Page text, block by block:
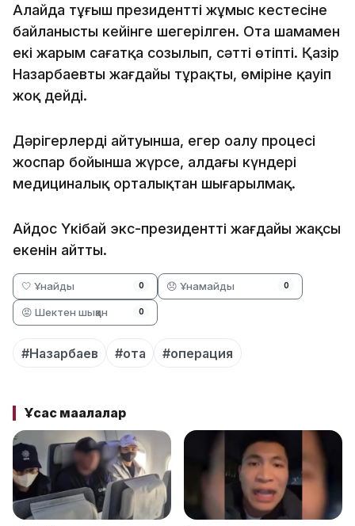
Алайда тұңғыш президенттің жұмыс кестесіне
байланысты кейінге шегерілген. Ота шамамен
екі жарым сағатқа созылып, сәтті өтіпті. Қазір
Назарбаевтың жағдайы тұрақты, өміріне қауіп
жоқ дейді.
Дәрігерлердің айтуынша, егер оңалу процесі
жоспар бойынша жүрсе, алдағы күндері
медициналық орталықтан шығарылмақ.
Айдос Үкібай экс-президенттің жағдайы жақсы
екенін айтты.
🤍 Ұнайды 0 😞 Ұнамайды 0
😡 Шектен шыққан 0
#Назарбаев #ота #операция
Ұқсас мақалалар